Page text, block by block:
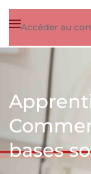
Accéder au
bases